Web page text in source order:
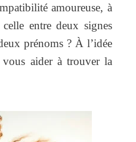
amoureuse, à
entre deux signes
prénoms ? À l’idée
aider à trouver la